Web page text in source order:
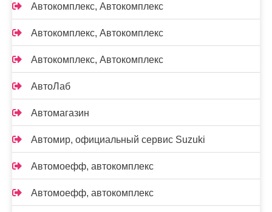
Автокомплекс, Автокомплекс
Автокомплекс, Автокомплекс
Автокомплекс, Автокомплекс
АвтоЛаб
Автомагазин
Автомир, официальный сервис Suzuki
Автомоефф, автокомплекс
Автомоефф, автокомплекс